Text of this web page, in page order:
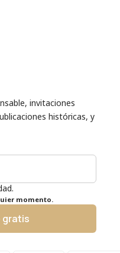
invitaciones
históricas, y
momento.
gratis